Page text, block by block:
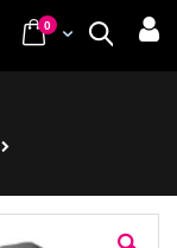
Buscar
Cart
0items